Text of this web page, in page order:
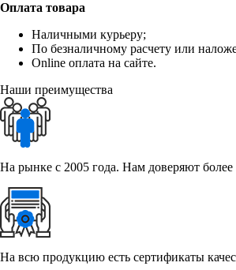
Оплата товара
Наличными курьеру;
По безналичному расчету или
Online оплата на сайте.
Наши преимущества
На рынке с 2005 года. Нам доверяют более
На всю продукцию есть сертификаты